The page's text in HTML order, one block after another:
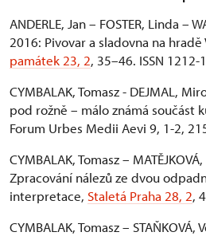
ANDERLE, Jan – FOSTER, Linda –
2016: Pivovar a sladovna na hradě
památek 23, 2, 35–46. ISSN 1212-
CYMBALAK, Tomasz - DEJMAL,
pod rožně – málo známá součást
Forum Urbes Medii Aevi 9, 1-2,
CYMBALAK, Tomasz –
Zpracování nálezů ze dvou
interpretace, Staletá Praha 28, 2,
CYMBALAK, Tomasz –